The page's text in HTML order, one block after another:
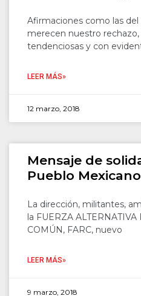
Afirmaciones como las
merecen nuestro
tendenciosas y con
LEER MÁS»
12 marzo, 2018
Mensaje de
Pueblo Mexicano
La dirección, militantes,
la FUERZA
COMÚN, FARC, nuevo
LEER MÁS»
9 marzo, 2018